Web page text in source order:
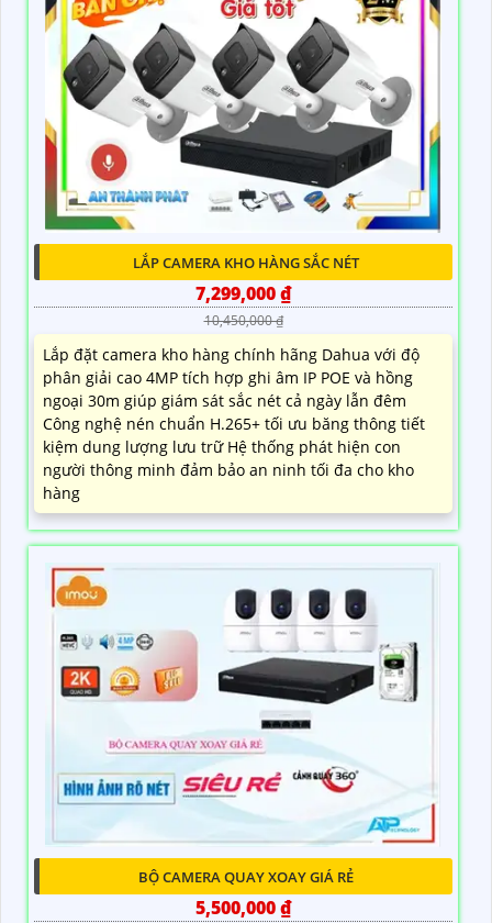
LẮP CAMERA KHO HÀNG SẮC NÉT
7,299,000 ₫
10,450,000 ₫
Lắp đặt camera kho hàng chính hãng Dahua với độ
phân giải cao 4MP tích hợp ghi âm IP POE và hồng
ngoại 30m giúp giám sát sắc nét cả ngày lẫn đêm
Công nghệ nén chuẩn H.265+ tối ưu băng thông tiết
kiệm dung lượng lưu trữ Hệ thống phát hiện con
người thông minh đảm bảo an ninh tối đa cho kho
hàng
BỘ CAMERA QUAY XOAY GIÁ RẺ
5,500,000 ₫